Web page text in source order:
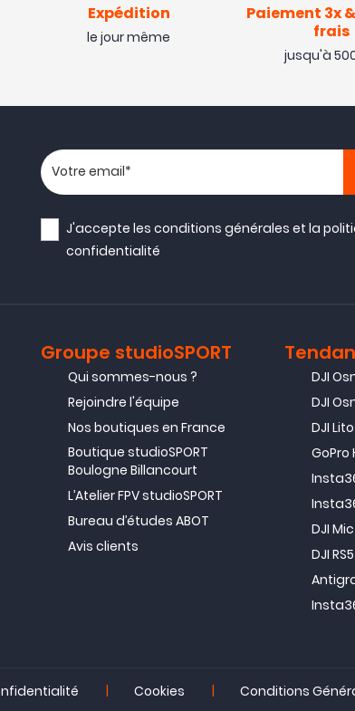
Expédition
le jour même
Paiement 3x
frais
jusqu'à
Votre adresse email
J'accepte lesconditions générales et la
confidentialité
Groupe studioSPORT
Qui sommes-nous ?
Rejoindre l'équipe
Nos boutiques en France
Boutique studioSPORT
Boulogne Billancourt
L’Atelier FPV studioSPORT
Bureau d’études ABOT
Avis clients
DJI
DJI
DJI Lito
GoPro
DJI
DJI RS5
| Cookies | Conditions